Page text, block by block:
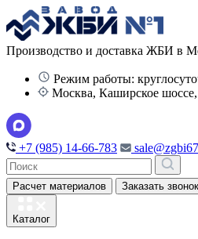
Производство и доставка ЖБИ в
Режим работы:
Москва, Каширское шоссе,
+7 (985) 14-66-783
Расчет материалов Заказать звонок
Каталог